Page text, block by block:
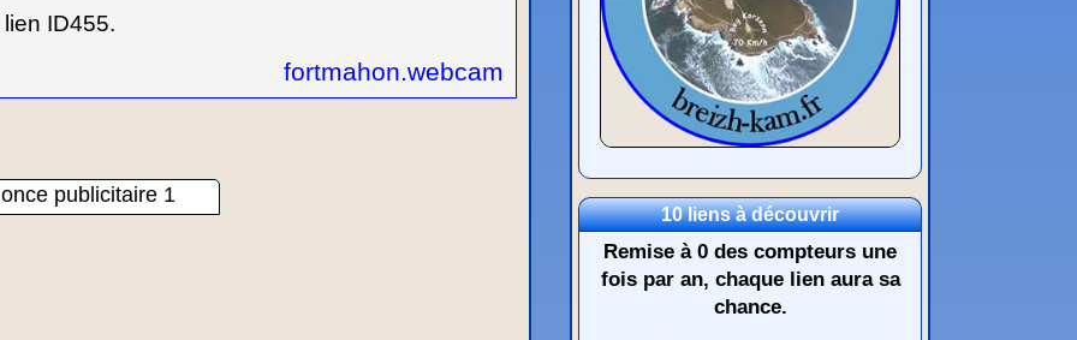
ID455.
fortmahon.webcam
publicitaire 1
10 liens à découvrir
Remise à 0 des compteurs une
fois par an, chaque lien aura sa
chance.